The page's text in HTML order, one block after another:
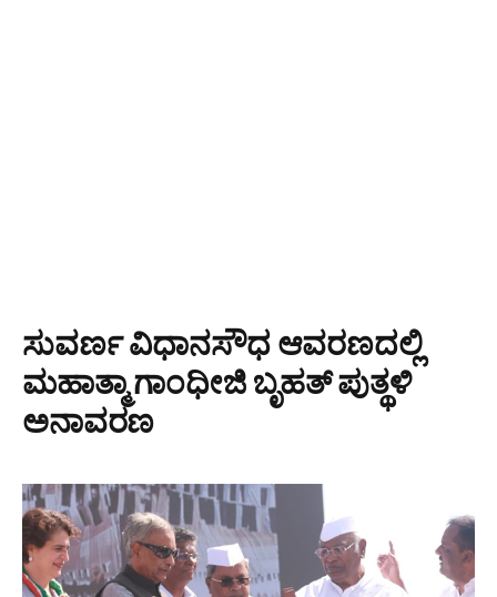
ಸುವರ್ಣ ವಿಧಾನಸೌಧ ಆವರಣದಲ್ಲಿ
ಮಹಾತ್ಮಾ ಗಾಂಧೀಜಿ ಬೃಹತ್ ಪುತ್ಥಳಿ
ಅನಾವರಣ